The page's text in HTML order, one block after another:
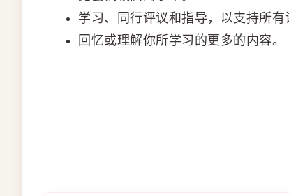
学习、同行评议和指导，以支持所有
回忆或理解你所学习的更多的内容。